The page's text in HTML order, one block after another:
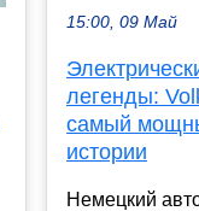
15:00, 09 Май
легенды:
самый
истории
Немецкий